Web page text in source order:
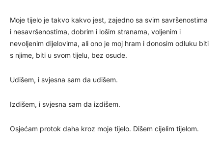
Moje tijelo je takvo kakvo jest, zajedno sa svim savršenostima
i nesavršenostima, dobrim i lošim stranama, voljenim i
nevoljenim dijelovima, ali ono je moj hram i donosim odluku biti
s njime, biti u svom tijelu, bez osude.
Udišem, i svjesna sam da udišem.
Izdišem, i svjesna sam da izdišem.
Osjećam protok daha kroz moje tijelo. Dišem cijelim tijelom.